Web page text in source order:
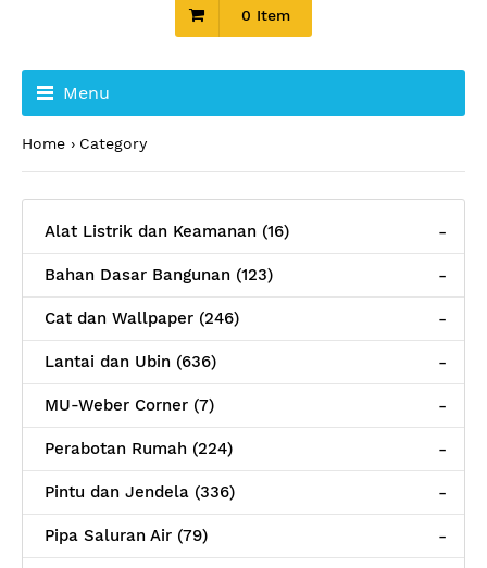
0 Item
Menu
Home Category
Alat Listrik dan Keamanan (16) -
Bahan Dasar Bangunan (123) -
Cat dan Wallpaper (246) -
Lantai dan Ubin (636) -
MU-Weber Corner (7) -
Perabotan Rumah (224) -
Pintu dan Jendela (336) -
Pipa Saluran Air (79) -